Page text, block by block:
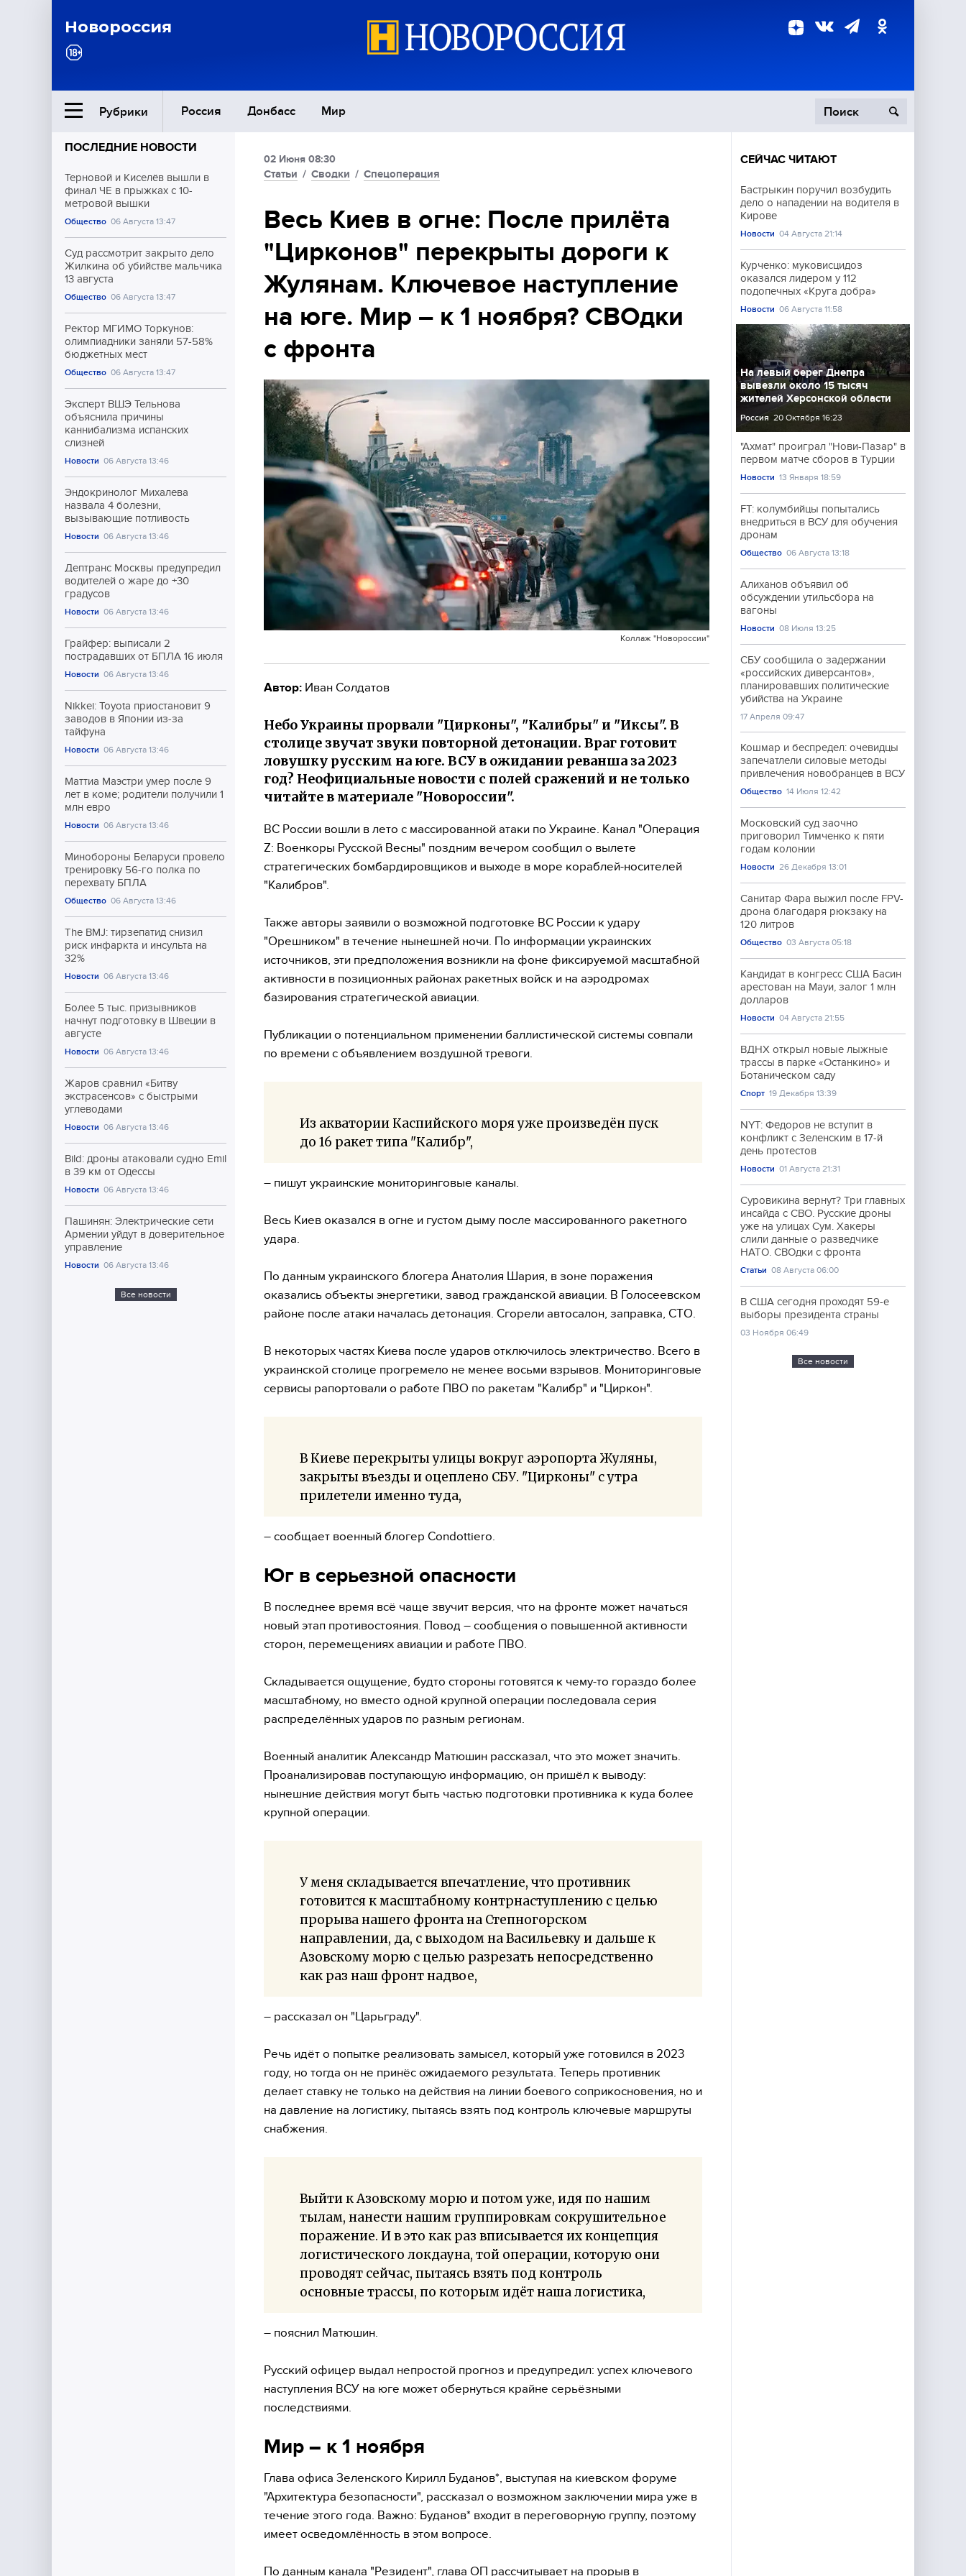
Новороссия
Рубрики Россия Донбасс Мир
Ближний Восток Политика
Общество
Экономика
Происшествия
Культура
Спорт
ПОСЛЕДНИЕ НОВОСТИ
Терновой и Киселёв вышли в
финал ЧЕ в прыжках с 10-
метровой вышки
Общество 06 Августа 13:47
Суд рассмотрит закрыто дело
Жилкина об убийстве мальчика
13 августа
Общество 06 Августа 13:47
Ректор МГИМО Торкунов:
олимпиадники заняли 57-58%
бюджетных мест
Общество 06 Августа 13:47
Эксперт ВШЭ Тельнова
объяснила причины
каннибализма испанских
слизней
Новости 06 Августа 13:46
Эндокринолог Михалева
назвала 4 болезни,
вызывающие потливость
Новости 06 Августа 13:46
Дептранс Москвы предупредил
водителей о жаре до +30
градусов
Новости 06 Августа 13:46
Грайфер: выписали 2
пострадавших от БПЛА 16 июля
Новости 06 Августа 13:46
Nikkei: Toyota приостановит 9
заводов в Японии из-за
тайфуна
Новости 06 Августа 13:46
Маттиа Маэстри умер после 9
лет в коме; родители получили 1
млн евро
Новости 06 Августа 13:46
Минобороны Беларуси провело
тренировку 56-го полка по
перехвату БПЛА
Общество 06 Августа 13:46
The BMJ: тирзепатид снизил
риск инфаркта и инсульта на
32%
Новости 06 Августа 13:46
Более 5 тыс. призывников
начнут подготовку в Швеции в
августе
Новости 06 Августа 13:46
Жаров сравнил «Битву
экстрасенсов» с быстрыми
углеводами
Новости 06 Августа 13:46
Bild: дроны атаковали судно Emil
в 39 км от Одессы
Новости 06 Августа 13:46
Пашинян: Электрические сети
Армении уйдут в доверительное
управление
Новости 06 Августа 13:46
Все новости
02 Июня 08:30
Статьи / Сводки / Спецоперация
Весь Киев в огне: После прилёта
"Цирконов" перекрыты дороги к
Жулянам. Ключевое наступление
на юге. Мир – к 1 ноября? СВОдки
с фронта
Коллаж "Новороссии"
Автор: Иван Солдатов
Небо Украины прорвали "Цирконы", "Калибры" и "Иксы". В
столице звучат звуки повторной детонации. Враг готовит
ловушку русским на юге. ВСУ в ожидании реванша за 2023
год? Неофициальные новости с полей сражений и не только
читайте в материале "Новороссии".
ВС России вошли в лето с массированной атаки по Украине. Канал "Операция
Z: Военкоры Русской Весны" поздним вечером сообщил о вылете
стратегических бомбардировщиков и выходе в море кораблей-носителей
"Калибров".
Также авторы заявили о возможной подготовке ВС России к удару
"Орешником" в течение нынешней ночи. По информации украинских
источников, эти предположения возникли на фоне фиксируемой масштабной
активности в позиционных районах ракетных войск и на аэродромах
базирования стратегической авиации.
Публикации о потенциальном применении баллистической системы совпали
по времени с объявлением воздушной тревоги.
Из акватории Каспийского моря уже произведён пуск
до 16 ракет типа "Калибр",
– пишут украинские мониторинговые каналы.
Весь Киев оказался в огне и густом дыму после массированного ракетного
удара.
По данным украинского блогера Анатолия Шария, в зоне поражения
оказались объекты энергетики, завод гражданской авиации. В Голосеевском
районе после атаки началась детонация. Сгорели автосалон, заправка, СТО.
В некоторых частях Киева после ударов отключилось электричество. Всего в
украинской столице прогремело не менее восьми взрывов. Мониторинговые
сервисы рапортовали о работе ПВО по ракетам "Калибр" и "Циркон".
В Киеве перекрыты улицы вокруг аэропорта Жуляны,
закрыты въезды и оцеплено СБУ. "Цирконы" с утра
прилетели именно туда,
– сообщает военный блогер Condottiero.
Юг в серьезной опасности
В последнее время всё чаще звучит версия, что на фронте может начаться
новый этап противостояния. Повод – сообщения о повышенной активности
сторон, перемещениях авиации и работе ПВО.
Складывается ощущение, будто стороны готовятся к чему-то гораздо более
масштабному, но вместо одной крупной операции последовала серия
распределённых ударов по разным регионам.
Военный аналитик Александр Матюшин рассказал, что это может значить.
Проанализировав поступающую информацию, он пришёл к выводу:
нынешние действия могут быть частью подготовки противника к куда более
крупной операции.
У меня складывается впечатление, что противник
готовится к масштабному контрнаступлению с целью
прорыва нашего фронта на Степногорском
направлении, да, с выходом на Васильевку и дальше к
Азовскому морю с целью разрезать непосредственно
как раз наш фронт надвое,
– рассказал он "Царьграду".
Речь идёт о попытке реализовать замысел, который уже готовился в 2023
году, но тогда он не принёс ожидаемого результата. Теперь противник
делает ставку не только на действия на линии боевого соприкосновения, но и
на давление на логистику, пытаясь взять под контроль ключевые маршруты
снабжения.
Выйти к Азовскому морю и потом уже, идя по нашим
тылам, нанести нашим группировкам сокрушительное
поражение. И в это как раз вписывается их концепция
логистического локдауна, той операции, которую они
проводят сейчас, пытаясь взять под контроль
основные трассы, по которым идёт наша логистика,
– пояснил Матюшин.
Русский офицер выдал непростой прогноз и предупредил: успех ключевого
наступления ВСУ на юге может обернуться крайне серьёзными
последствиями.
Мир – к 1 ноября
Глава офиса Зеленского Кирилл Буданов*, выступая на киевском форуме
"Архитектура безопасности", рассказал о возможном заключении мира уже в
течение этого года. Важно: Буданов* входит в переговорную группу, поэтому
имеет осведомлённость в этом вопросе.
По данным канала "Резидент", глава ОП рассчитывает на прорыв в
СЕЙЧАС ЧИТАЮТ
Бастрыкин поручил возбудить
дело о нападении на водителя в
Кирове
Новости 04 Августа 21:14
Курченко: муковисцидоз
оказался лидером у 112
подопечных «Круга добра»
Новости 06 Августа 11:58
На левый берег Днепра
вывезли около 15 тысяч
жителей Херсонской области
Россия 20 Октября 16:23
"Ахмат" проиграл "Нови-Пазар" в
первом матче сборов в Турции
Новости 13 Января 18:59
FT: колумбийцы попытались
внедриться в ВСУ для обучения
дронам
Общество 06 Августа 13:18
Алиханов объявил об
обсуждении утильсбора на
вагоны
Новости 08 Июля 13:25
СБУ сообщила о задержании
«российских диверсантов»,
планировавших политические
убийства на Украине
17 Апреля 09:47
Кошмар и беспредел: очевидцы
запечатлели силовые методы
привлечения новобранцев в ВСУ
Общество 14 Июля 12:42
Московский суд заочно
приговорил Тимченко к пяти
годам колонии
Новости 26 Декабря 13:01
Санитар Фара выжил после FPV-
дрона благодаря рюкзаку на
120 литров
Общество 03 Августа 05:18
Кандидат в конгресс США Басин
арестован на Мауи, залог 1 млн
долларов
Новости 04 Августа 21:55
ВДНХ открыл новые лыжные
трассы в парке «Останкино» и
Ботаническом саду
Спорт 19 Декабря 13:39
NYT: Фёдоров не вступит в
конфликт с Зеленским в 17-й
день протестов
Новости 01 Августа 21:31
Суровикина вернут? Три главных
инсайда с СВО. Русские дроны
уже на улицах Сум. Хакеры
слили данные о разведчике
НАТО. СВОдки с фронта
Статьи 08 Августа 06:00
В США сегодня проходят 59-е
выборы президента страны
03 Ноября 06:49
Все новости